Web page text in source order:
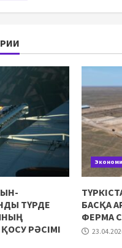
ТҮРДЕ
РӘСІМІ
БАСҚА
ФЕРМА